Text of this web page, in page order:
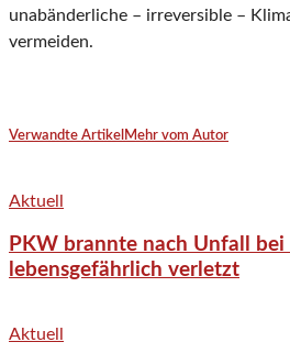
unabänderliche – irreversible –
vermeiden.
Verwandte Artikel Mehr vom Autor
Aktuell
PKW brannte nach Unfall
lebensgefährlich verletzt
Aktuell